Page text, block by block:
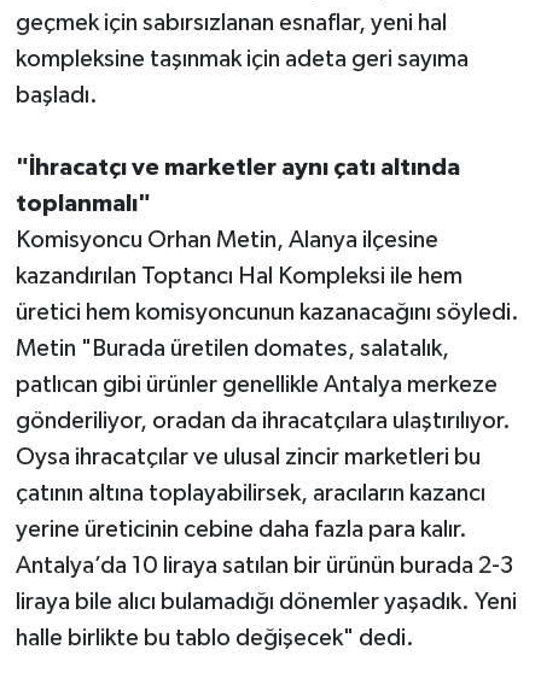
geçmek için sabırsızlanan esnaflar, yeni hal
kompleksine taşınmak için adeta geri sayıma
başladı.
"İhracatçı ve marketler aynı çatı altında
toplanmalı"
Komisyoncu Orhan Metin, Alanya ilçesine
kazandırılan Toptancı Hal Kompleksi ile hem
üretici hem komisyoncunun kazanacağını söyledi.
Metin "Burada üretilen domates, salatalık,
patlıcan gibi ürünler genellikle Antalya merkeze
gönderiliyor, oradan da ihracatçılara ulaştırılıyor.
Oysa ihracatçılar ve ulusal zincir marketleri bu
çatının altına toplayabilirsek, aracıların kazancı
yerine üreticinin cebine daha fazla para kalır.
Antalya’da 10 liraya satılan bir ürünün burada 2-3
liraya bile alıcı bulamadığı dönemler yaşadık. Yeni
halle birlikte bu tablo değişecek" dedi.